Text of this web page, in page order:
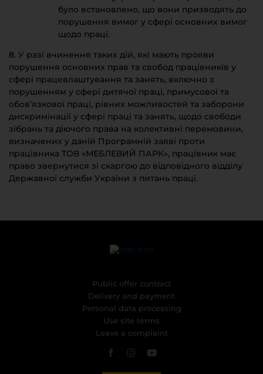
було встановлено, що вони призводять до
порушення вимог у сфері основних вимог
щодо праці.
8. У разі вчинення таких дій, які мають прояви
порушення основних прав та свобод працівників у
сфері працевлаштування та занять, включно з
порушенням у сфері дитячої праці, примусової та
обов’язкової праці, рівних можливостей та заборони
дискримінації у сфері праці та занять, щодо свободи
зібрань та діючого права на колективні перемовини,
визначених у даній Програмній заяві проти
працівника ТОВ «МЕБЛЕВИЙ ПАРК», працівник має
право звернутися зі скаргою до відповідного відділу
Державної служби України з питань праці.
Public offer contract
Delivery and payment
Personal data processing
Use site terms
Leave a complaint